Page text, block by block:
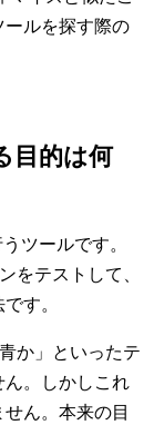
ールを探す際の
目的は何
ツールです。
をテストして、
す。
か」といったテ
ん。しかしこれ
ん。本来の目